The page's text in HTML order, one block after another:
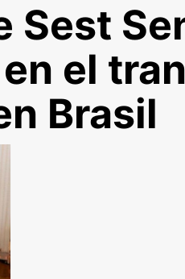
Sest
el
Brasil